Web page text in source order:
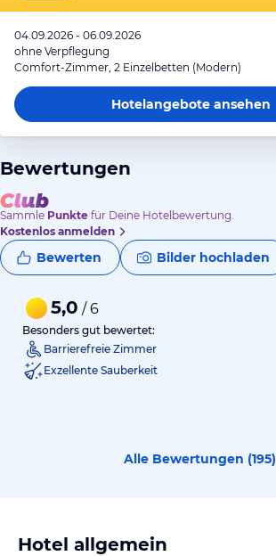
04.09.2026 - 06.09.2026
ohne Verpflegung
Comfort-Zimmer, 2 Einzelbetten (Modern)
Hotelangeboteansehen
Bewertungen
Sammle Punkte für Deine Hotelbewertung.
Kostenlos anmelden
Bewerten Bilder hochladen
5,0 / 6
Besonders gut bewertet:
Barrierefreie Zimmer
Exzellente Sauberkeit
Alle Bewertungen (195)
Hotel allgemein